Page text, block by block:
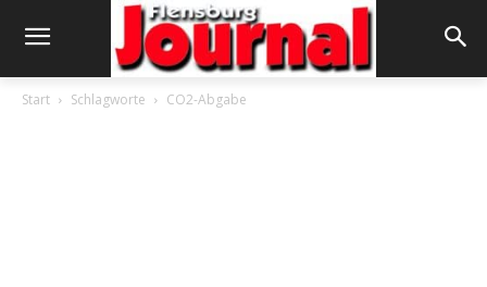
Start Schlagworte CO2-Abgabe